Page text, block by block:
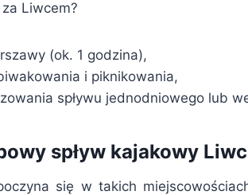
Liwcem?
(ok. 1 godzina),
i piknikowania,
spływu jednodniowego lub
spływ kajakowy
się w takich